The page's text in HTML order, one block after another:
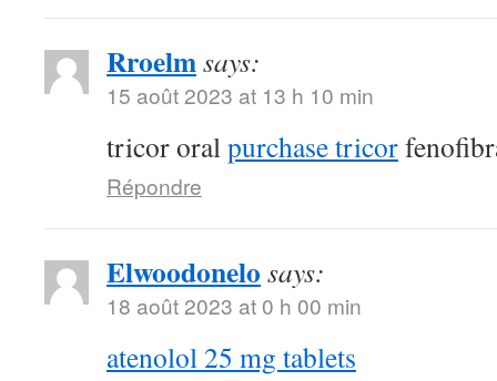
Rroelmsays:
15 août 2023 at 13 h 10 min
tricor oralpurchase tricor
Répondre
Elwoodonelo says:
18 août 2023 at 0 h 00 min
atenolol 25 mg tablets